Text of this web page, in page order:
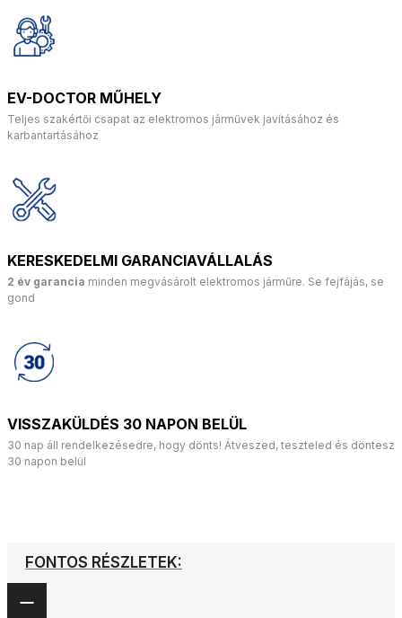
EV-DOCTOR MŰHELY
Teljes szakértői csapat az elektromos járművek javításához és
karbantartásához
KERESKEDELMI GARANCIAVÁLLALÁS
2 év garancia minden megvásárolt elektromos járműre. Se fejfájás, se
gond
VISSZAKÜLDÉS 30 NAPON BELÜL
30 nap áll rendelkezésedre, hogy dönts! Átveszed, teszteled és döntesz
30 napon belül
FONTOS RÉSZLETEK: